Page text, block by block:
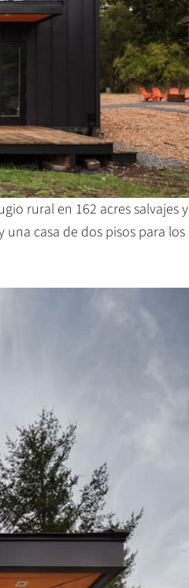
rural en 162 acres salvajes y
casa de dos pisos para los